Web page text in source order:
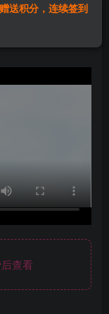
查看
送积分，连续签到